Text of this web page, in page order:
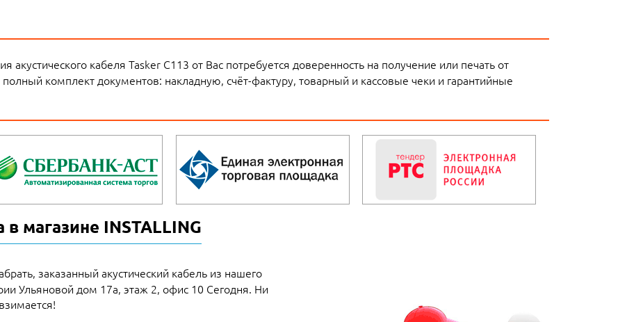
акустического кабеля Tasker C113 от Вас потребуется доверенность на получение или печать от
комплект документов: накладную, счёт-фактуру, товарный и кассовые чеки и гарантийные
магазине INSTALLING
заказанный акустический кабель из нашего
Ульяновой дом 17а, этаж 2, офис 10 Сегодня. Ни